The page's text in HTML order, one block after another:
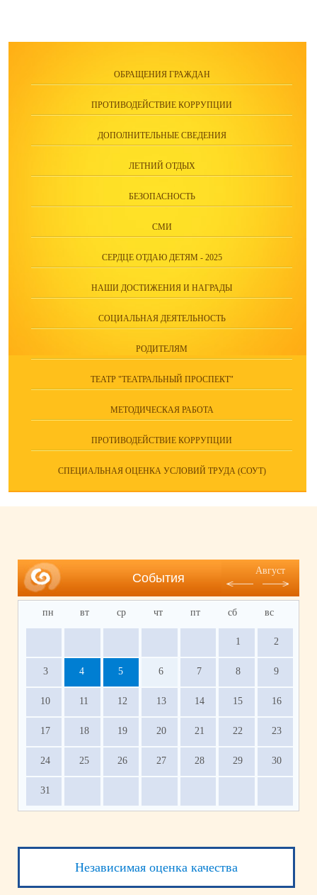
ОБРАЩЕНИЯ ГРАЖДАН
ПРОТИВОДЕЙСТВИЕ КОРРУПЦИИ
ДОПОЛНИТЕЛЬНЫЕ СВЕДЕНИЯ
ЛЕТНИЙ ОТДЫХ
БЕЗОПАСНОСТЬ
СМИ
СЕРДЦЕ ОТДАЮ ДЕТЯМ - 2025
НАШИ ДОСТИЖЕНИЯ И НАГРАДЫ
СОЦИАЛЬНАЯ ДЕЯТЕЛЬНОСТЬ
РОДИТЕЛЯМ
ТЕАТР "ТЕАТРАЛЬНЫЙ ПРОСПЕКТ"
МЕТОДИЧЕСКАЯ РАБОТА
ПРОТИВОДЕЙСТВИЕ КОРРУПЦИИ
СПЕЦИАЛЬНАЯ ОЦЕНКА УСЛОВИЙ ТРУДА (СОУТ)
События
Август
пн вт ср чт пт сб вс
1 2
3 4 5 6 7 8 9
10 11 12 13 14 15 16
17 18 19 20 21 22 23
24 25 26 27 28 29 30
31
Независимая оценка качества